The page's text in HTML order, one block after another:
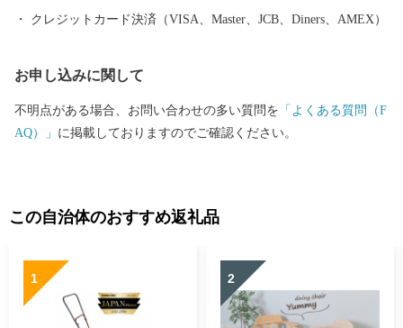
中の皆さまにはご不便をおかけいたしますが、何卒ご理解賜りま
クレジットカード決済（VISA、Master、JCB、Diners、AMEX）
お申し込みに関して
不明点がある場合、お問い合わせの多い質問を 「よくある質問（F
AQ）」 に掲載しておりますのでご確認ください。
この自治体のおすすめ返礼品
1 2